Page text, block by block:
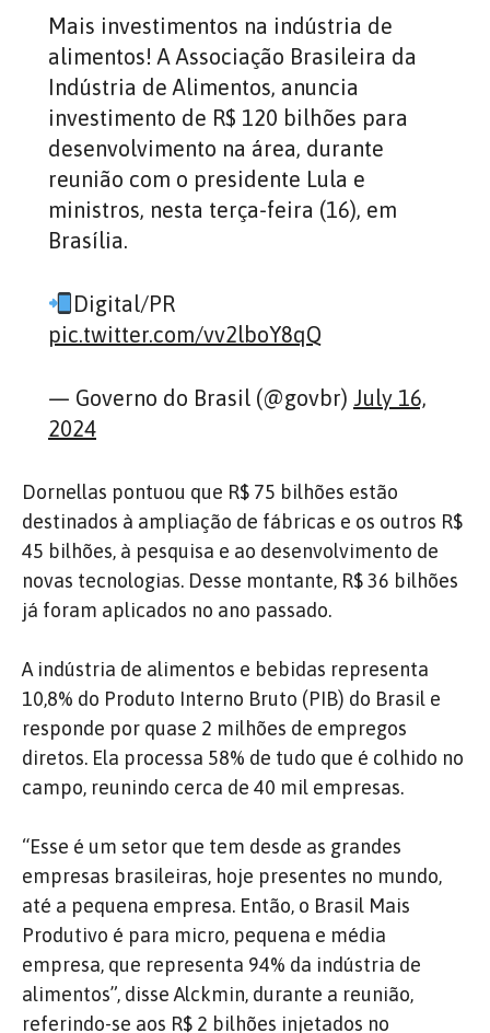
Mais investimentos na indústria de
alimentos! A Associação Brasileira da
Indústria de Alimentos, anuncia
investimento de R$ 120 bilhões para
desenvolvimento na área, durante
reunião com o presidente Lula e
ministros, nesta terça-feira (16), em
Brasília.
Digital/PR
pic.twitter.com/vv2lboY8qQ
— Governo do Brasil (@govbr) July 16,
2024
Dornellas pontuou que R$ 75 bilhões estão
destinados à ampliação de fábricas e os outros R$
45 bilhões, à pesquisa e ao desenvolvimento de
novas tecnologias. Desse montante, R$ 36 bilhões
já foram aplicados no ano passado.
A indústria de alimentos e bebidas representa
10,8% do Produto Interno Bruto (PIB) do Brasil e
responde por quase 2 milhões de empregos
diretos. Ela processa 58% de tudo que é colhido no
campo, reunindo cerca de 40 mil empresas.
“Esse é um setor que tem desde as grandes
empresas brasileiras, hoje presentes no mundo,
até a pequena empresa. Então, o Brasil Mais
Produtivo é para micro, pequena e média
empresa, que representa 94% da indústria de
alimentos”, disse Alckmin, durante a reunião,
referindo-se aos R$ 2 bilhões injetados no